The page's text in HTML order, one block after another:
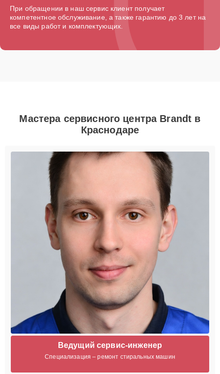
При обращении в наш сервис клиент получает
компетентное обслуживание, а также гарантию до 3 лет на
все виды работ и комплектующих.
Мастера сервисного центра Brandt в
Краснодаре
Ведущий сервис-инженер
Специализация – ремонт стиральных машин